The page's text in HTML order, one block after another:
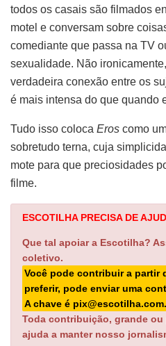
todos os casais são filmados
motel e conversam sobre
comediante que passa na TV
sexualidade. Não
verdadeira conexão entre os
é mais intensa do que quando
Tudo isso coloca Eros como
sobretudo terna, cuja
mote para que preciosidades
filme.
ESCOTILHA PRECISA DE
Que tal apoiar a Escotilha?
coletivo.
Você pode contribuir a partir
preferir, pode enviar uma
A chave é
Toda contribuição, grande
ajuda a manter nosso